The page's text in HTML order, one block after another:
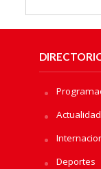
Actualidad
Deportes